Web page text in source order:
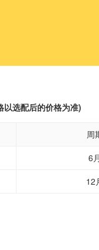
以选配后的价格为准)
周
6
12